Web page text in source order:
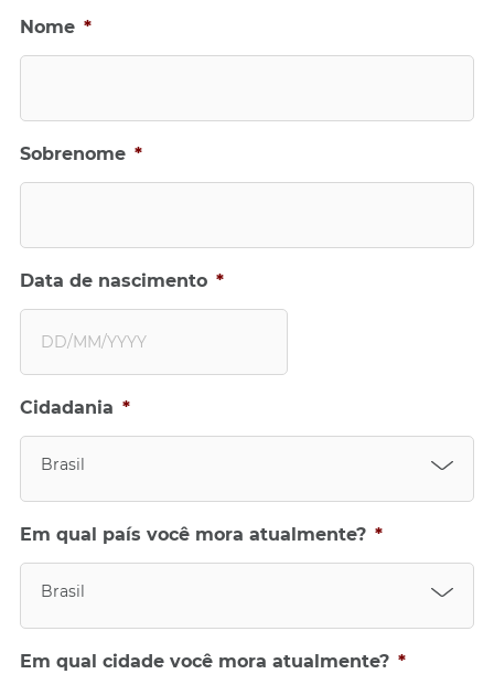
Nome *
Sobrenome *
Data de nascimento *
D
b
r
a
M
M
r
Cidadania *
Brasil
Em qual país você mora atualmente? *
Brasil
Em qual cidade você mora atualmente? *